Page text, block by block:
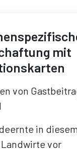
mit
von
in
vor